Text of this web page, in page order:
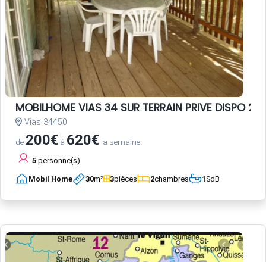
MOBILHOME VIAS 34 SUR TERRAIN PRIVE DISPO 20
Vias 34450
de 200€ à 620€ la semaine
5 personne(s)
Mobil Home 30m² 3pièces 2chambres 1SdB